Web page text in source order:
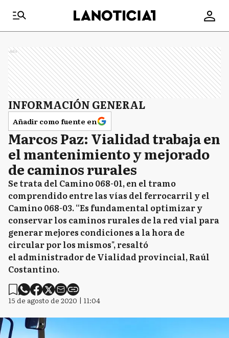
Ads
INFORMACIÓN GENERAL
Añadir como fuente en
Marcos Paz: Vialidad trabaja en
el mantenimiento y mejorado
de caminos rurales
Se trata del Camino 068-01, en el tramo
comprendido entre las vías del ferrocarril y el
Camino 068-03. “Es fundamental optimizar y
conservar los caminos rurales de la red vial para
generar mejores condiciones a la hora de
circular por los mismos", resaltó
el administrador de Vialidad provincial, Raúl
Costantino.
15 de agosto de 2020 | 11:04